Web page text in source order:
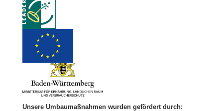
Unsere Umbaumaßnahmen wurden gefördert durch: